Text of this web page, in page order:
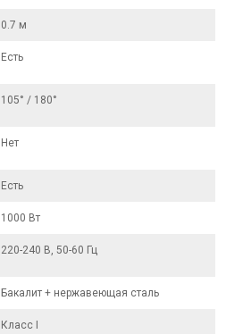
0.7 м
Есть
105° / 180°
Нет
Есть
1000 Вт
220-240 В, 50-60 Гц
Бакалит + нержавеющая сталь
Класс I